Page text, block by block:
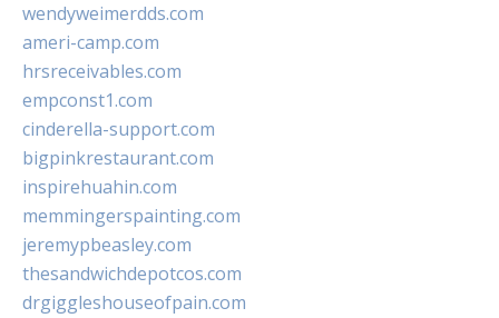
wendyweimerdds.com
ameri-camp.com
hrsreceivables.com
empconst1.com
cinderella-support.com
bigpinkrestaurant.com
inspirehuahin.com
memmingerspainting.com
jeremypbeasley.com
thesandwichdepotcos.com
drgiggleshouseofpain.com